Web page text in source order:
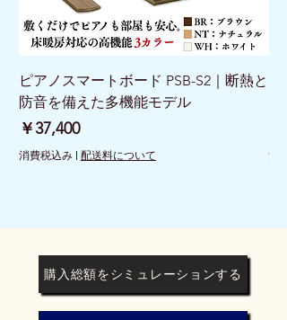
ピアノスマートボード PSB-S2｜断熱と
防音を備えた多機能モデル
価格
￥37,400
消費税込み | 配送料について 消
購入総額をシミュレーションする